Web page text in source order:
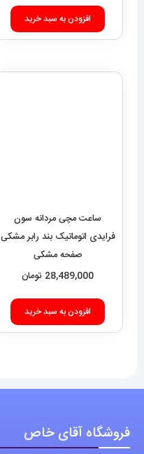
افزودن به سبد خرید
ساعت مچی مردانه سون
فرایدی اتوماتیک بند رابر مشکی
صفحه مشکی
SEVENFRIDAY 021408
28,489,000 تومان
افزودن به سبد خرید
فروشگاه آقای خاص